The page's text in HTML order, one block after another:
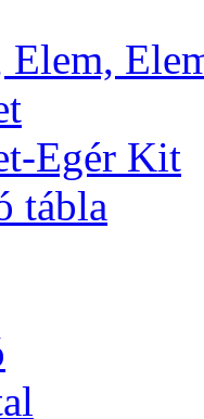
Egér Kit
tábla